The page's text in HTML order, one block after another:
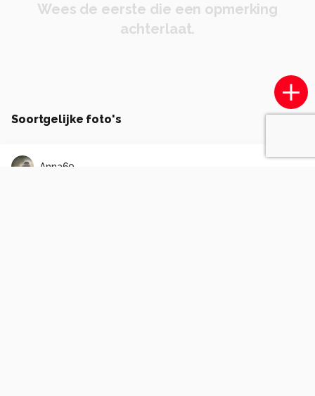
Wees de eerste die een opmerking
achterlaat.
Soortgelijke foto's
Anna60